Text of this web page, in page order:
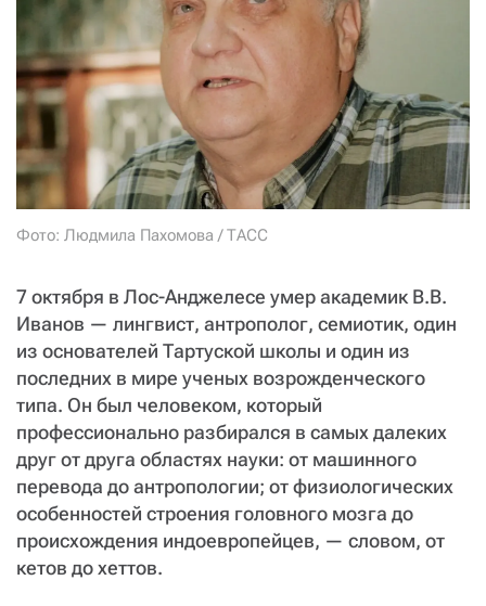
Фото: Людмила Пахомова / ТАСС
7 октября в Лос-Анджелесе умер академик В.В.
Иванов — лингвист, антрополог, семиотик, один
из основателей Тартуской школы и один из
последних в мире ученых возрожденческого
типа. Он был человеком, который
профессионально разбирался в самых далеких
друг от друга областях науки: от машинного
перевода до антропологии; от физиологических
особенностей строения головного мозга до
происхождения индоевропейцев, — словом, от
кетов до хеттов.
СТАТЬ СОУЧАСТНИКОМ
ПОДЕЛИТЬСЯ С ДРУЗЬЯМИ
Если у вас есть вопросы, пишите donate@novayagazeta.ru
звоните:
+7 (929) 612-03-68